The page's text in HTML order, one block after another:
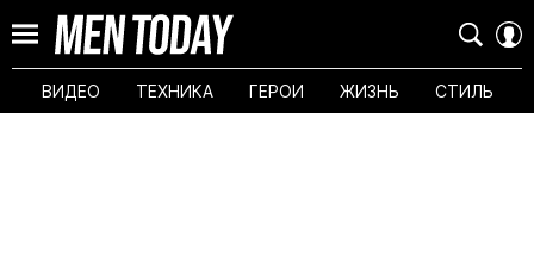
ВИДЕО ТЕХНИКА ГЕРОИ ЖИЗНЬ СТИЛЬ